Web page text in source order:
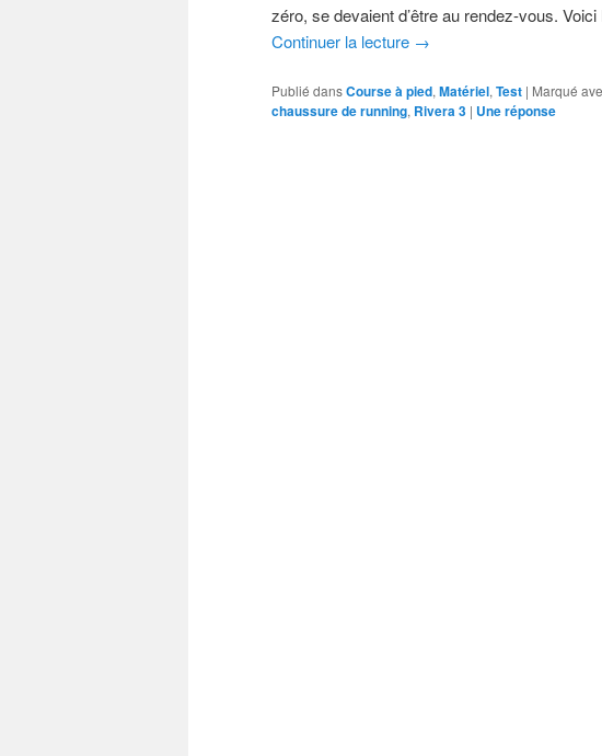
zéro, se devaient d’être au rendez-vous.
Continuer la lecture →
Publié dansCourse à pied, Matériel, Test | Marqué
chaussure de running, Rivera 3 | Uneréponse